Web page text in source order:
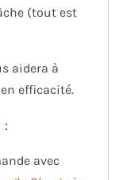
(tout est
aidera à
efficacité.
avec